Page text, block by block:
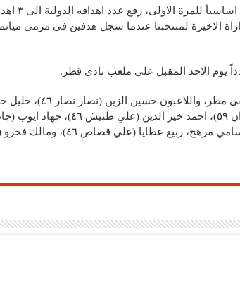
الاخيرة لمنتخبنا عندما سجل هدفين في مرمى
يوم الاحد المقبل على ملعب نادي قطر.
مثّل لبنان: الحارس مصطفى
كوراني (محمد حيدر ٥٩)، سامي مرهج، ربيع